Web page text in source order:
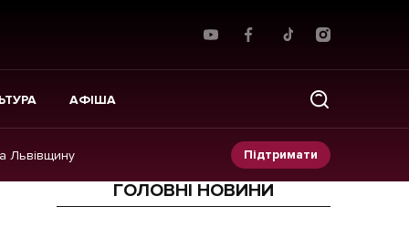
АФІША
Львівщину Підтримати
Прес-релізи
ГОЛОВНІ НОВИНИ